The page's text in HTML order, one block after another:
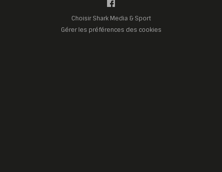
Choisir Shark Media & Sport
Gérer les préférences des cookies